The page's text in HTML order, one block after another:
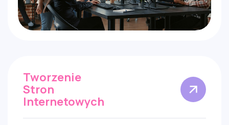
Tworzenie
Stron
Internetowych